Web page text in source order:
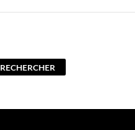
RECHERCHER